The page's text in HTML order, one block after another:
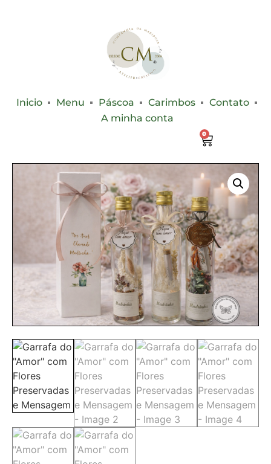
Inicio Menu Páscoa Carimbos
Contato
A minha conta
0